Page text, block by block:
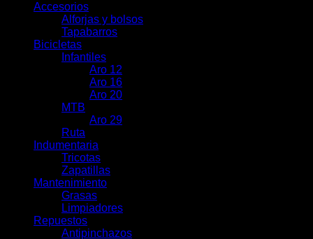
Accesorios
Alforjas y bolsos
Tapabarros
Bicicletas
Infantiles
Aro 12
Aro 16
Aro 20
MTB
Aro 29
Ruta
Indumentaria
Tricotas
Zapatillas
Mantenimiento
Grasas
Limpiadores
Repuestos
Antipinchazos